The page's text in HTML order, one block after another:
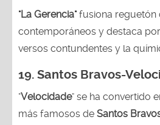
"La Gerencia"fusiona reguetón
contemporáneos y destaca
versos contundentes y la
19. Santos Bravos-
"Velocidade" se ha convertido
más famosos de Santos